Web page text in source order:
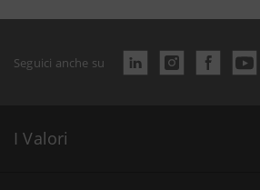
Seguici anche su
I Valori